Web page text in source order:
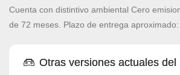
Cuenta con distintivo ambiental Cero
de 72 meses. Plazo de entrega aproximado:
Otras versiones actuales del